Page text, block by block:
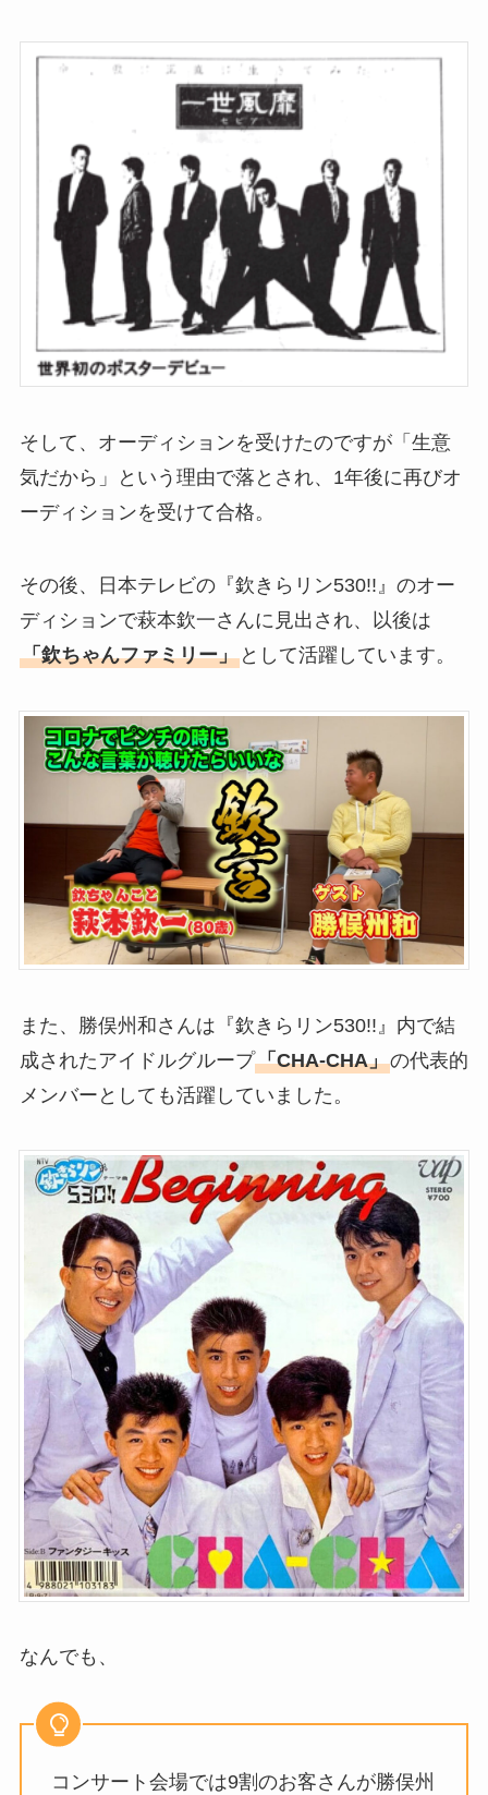
そして、オーディションを受けたのですが「生意
気だから」という理由で落とされ、1年後に再びオ
ーディションを受けて合格。
その後、日本テレビの『欽きらリン530!!』のオー
ディションで萩本欽一さんに見出され、以後は
「欽ちゃんファミリー」として活躍しています。
また、勝俣州和さんは『欽きらリン530!!』内で結
成されたアイドルグループ「CHA-CHA」の代表的
メンバーとしても活躍していました。
なんでも、
コンサート会場では9割のお客さんが勝俣州